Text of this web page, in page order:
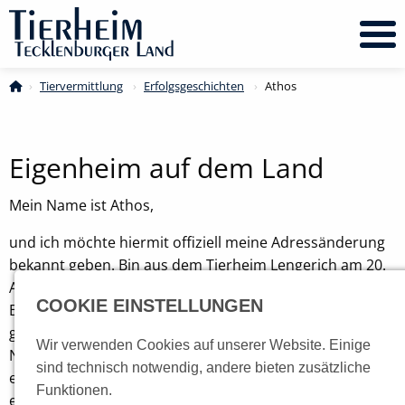
Tiervermittlung Erfolgsgeschichten Current:
Athos
Eigenheim auf dem Land
Mein Name ist Athos,
und ich möchte hiermit offiziell meine Adressänderung
bekannt geben. Bin aus dem Tierheim Lengerich am 20.
August 2025 ausgezogen und genieße nun das Leben als
Eigenheimbesitzer auf dem Land. Musste auch lange
genug zur Miete im Tierheim wohnen, fast drei Jahre.
Nichts gegen das Team im Tierheim, die geben sich
enorm viel Mühe. Aber Sie wissen ja selber, wie das ist: In
einem „Mehrparteienhaus“ gibt es viele Regeln. Mit
COOKIE EINSTELLUNGEN
Wir verwenden Cookies auf unserer Website. Einige
sind technisch notwendig, andere bieten zusätzliche
Funktionen.